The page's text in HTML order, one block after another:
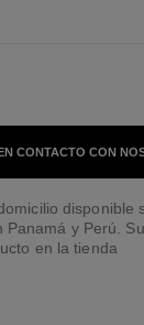
CONTACTO CON
disponible
Panamá y Perú.
en la tienda